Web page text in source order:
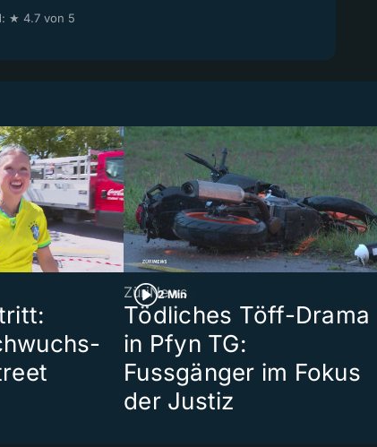
★ 4.7 von 5
2 Min
ZüriNews
Tödliches Töff-Drama
in Pfyn TG:
Fussgänger im Fokus
der Justiz